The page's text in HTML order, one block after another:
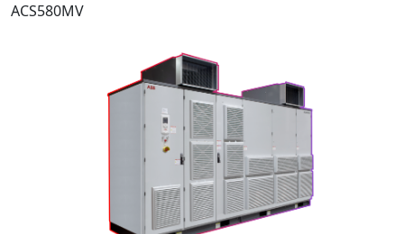
ACS580MV